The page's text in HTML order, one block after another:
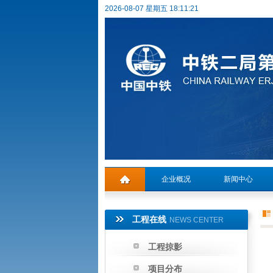
2026-08-07 星期五 18:11:21
企业概况 新闻中心
工程在线 NEWS CENTER
工程掠影
项目分布